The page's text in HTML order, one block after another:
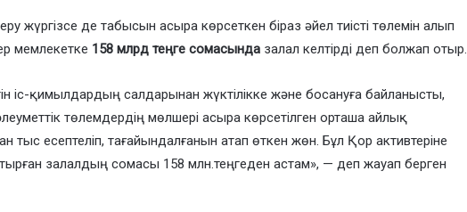
жүргізсе де табысын асыра көрсеткен біраз әйел тиісті төлемін алып
мемлекетке 158 млрд теңге сомасында залал келтірді деп болжап отыр.
іс-қимылдардың салдарынан жүктілікке және босануға байланысты,
төлемдердің мөлшері асыра көрсетілген орташа айлық
тыс есептеліп, тағайындалғанын атап өткен жөн. Бұл Қор активтеріне
залалдың сомасы 158 млн.теңгеден астам», — деп жауап берген